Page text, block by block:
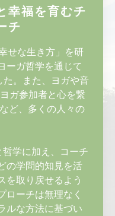
幸福を育むチ
チ
せな生き方」を研
ーガ哲学を通じて
。また、ヨガや音
ガ参加者と心を繋
ど、多くの人々の
学に加え、コーチ
の学問的知見を活
を取り戻せるよう
ローチは無理なく
ルな方法に基づい